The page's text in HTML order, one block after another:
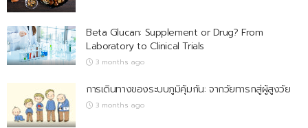
Beta Glucan: Supplement or Drug? From
Laboratory to Clinical Trials
3 months ago
การเดินทางของระบบภูมิคุ้มกัน: จากวัยทารกสู่ผู้สูงวัย
3 months ago